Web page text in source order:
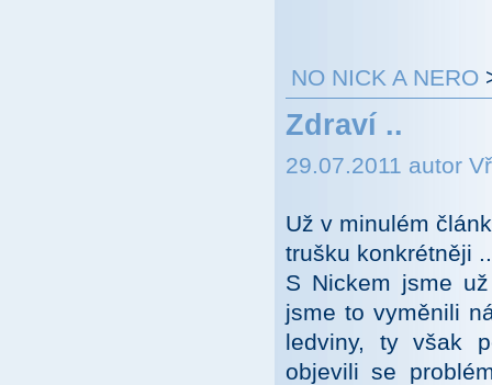
NO NICK A NERO
Zdraví ..
29.07.2011 autor
Už v minulém
trušku konkrétněji
S Nickem jsme
jsme to vyměnili
ledviny, ty však
objevili se